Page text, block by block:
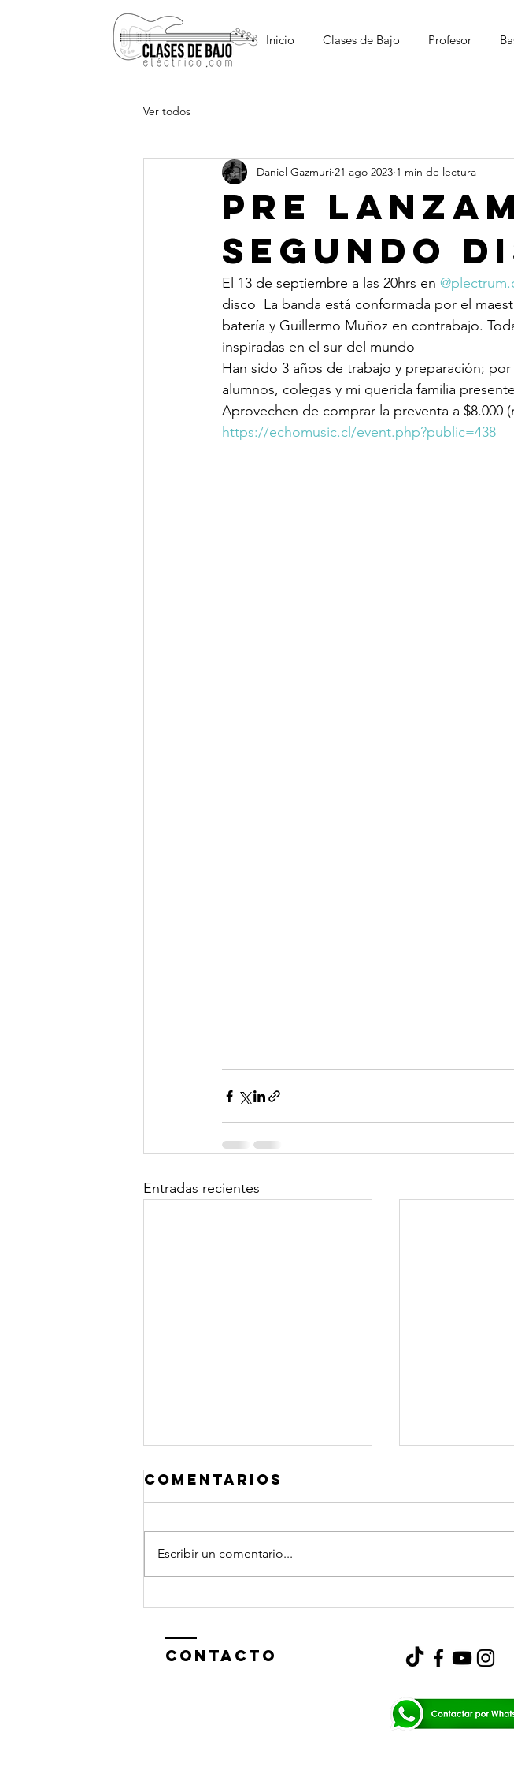
Inicio Clases de Bajo Profesor
Ver todos
Pre
segundo
Daniel Gazmuri 21 ago 2023 1 min de lectura
El 13 de septiembre a las 20hrs en
disco  La banda está conformada por el
batería y Guillermo Muñoz en contrabajo.
inspiradas en el sur del mundo
Han sido 3 años de trabajo y preparación;
alumnos, colegas y mi querida familia
Aprovechen de comprar la preventa a $8.000
https://echomusic.cl/event.php?public=438
Entradas recientes
📚 Libros para
que se
estudian, no
🎉 YA
WALKING
Comentarios
Escribir un comentario...
ContactO